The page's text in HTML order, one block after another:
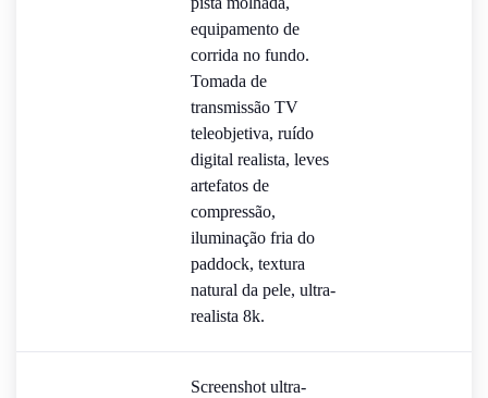
equipamento de
corrida no fundo.
Tomada de
transmissão TV
teleobjetiva, ruído
digital realista, leves
artefatos de
compressão,
iluminação fria do
paddock, textura
natural da pele, ultra-
realista 8k.
Screenshot ultra-